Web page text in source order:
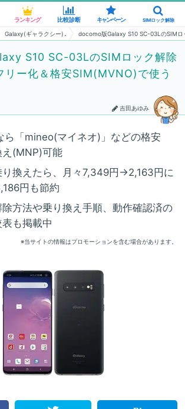
ランキング 比較診断 キャンペーン SIMロック解除
Galaxy(ギャラクシー) docomo版Galaxy S10 SC-03LのSIM
S10 SC-03LのSIMロック解除
リー化＆格安SIM(MVNO)で使う
吉田あゆみ
ら「mineo(マイネオ)」などの格安
え(MNP)可能
り換えたら、月々7,349円→2,163円に
円も節約
方法や乗り換え手順、動作確認済の
も掲載中
※当サイトの情報はプロモーションを含む場合があります。
ランキング 比較診断 キャンペーン SIMロック解除